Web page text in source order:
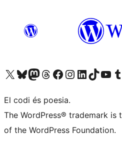
Visiteu el nostre compte X (abans Twitter)
Visiteu el nostre compte de Bluesky
Visiteu el nostre compte al Mastodon
Visiteu el nostre compte de Threads
Visiteu la nostra pàgina al Facebook
Visiteu el nostre compte
Visiteu el nostre compte de LinkedIn
Visiteu el nostre compte de TikTok
Visiteu el
El codi és poesia.
The WordPress® trademark
of the WordPress Foundation.